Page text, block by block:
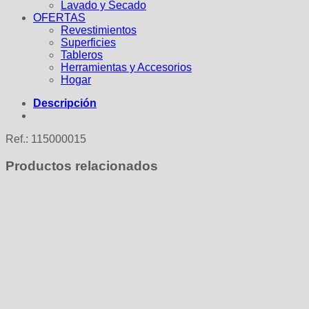
Lavado y Secado
OFERTAS
Revestimientos
Superficies
Tableros
Herramientas y Accesorios
Hogar
Descripción
Ref.: 115000015
Productos relacionados